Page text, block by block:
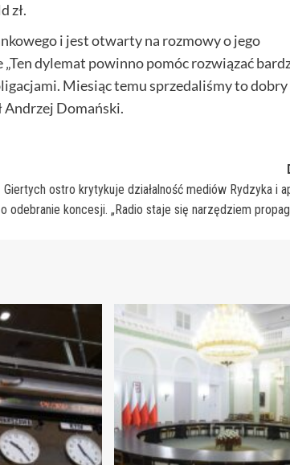
zł.
i jest otwarty na rozmowy o jego
dylemat powinno pomóc rozwiązać
Miesiąc temu sprzedaliśmy to dobry
Andrzej Domański.
Giertych ostro krytykuje działalność mediów Rydzyka i
o odebranie koncesji. „Radio staje się narzędziem